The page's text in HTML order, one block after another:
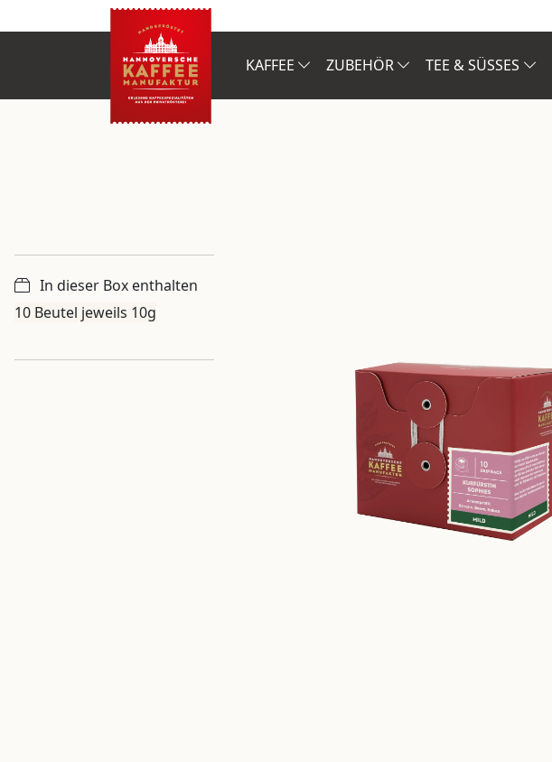
KAFFEE ZUBEHÖR TEE & SÜSSES
In dieser Box enthalten
10 Beutel jeweils 10g